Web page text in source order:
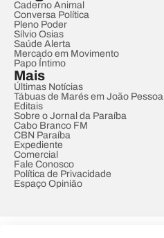
Caderno Animal
Conversa Política
Pleno Poder
Sílvio Osias
Saúde Alerta
Mercado em Movimento
Papo Íntimo
Mais
Últimas Notícias
Tábuas de Marés em João Pessoa
Editais
Sobre o Jornal da Paraíba
Cabo Branco FM
CBN Paraíba
Expediente
Comercial
Fale Conosco
Política de Privacidade
Espaço Opinião